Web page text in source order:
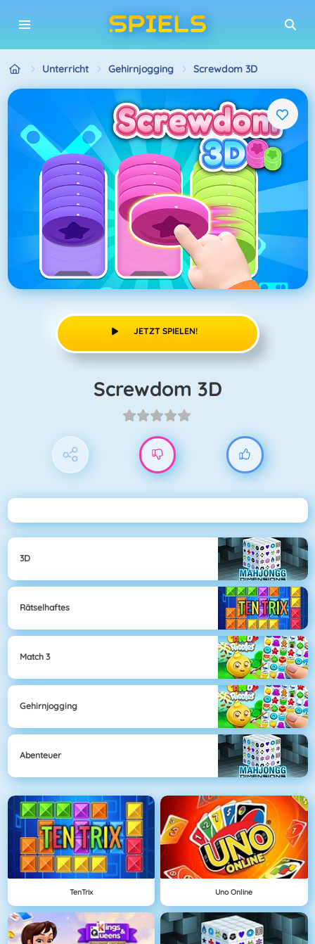
Unterricht Gehirnjogging Screwdom 3D
JETZT SPIELEN!
Screwdom 3D
3D
Rätselhaftes
Match 3
Gehirnjogging
Abenteuer
TenTrix Uno Online